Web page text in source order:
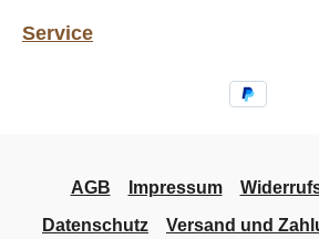
Service
AGB Impressum
Datenschutz
Versand und